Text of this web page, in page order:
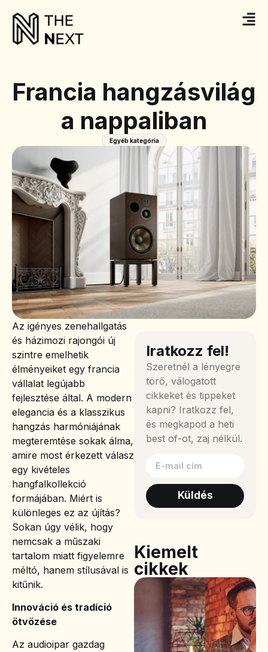
Francia hangzásvilág
a nappaliban
Egyéb kategória
Az igényes zenehallgatás
és házimozi rajongói új
szintre emelhetik
élményeiket egy francia
vállalat legújabb
fejlesztése által. A modern
elegancia és a klasszikus
hangzás harmóniájának
megteremtése sokak álma,
amire most érkezett válasz
egy kivételes
hangfalkollekció
formájában. Miért is
különleges ez az újítás?
Sokan úgy vélik, hogy
nemcsak a műszaki
tartalom miatt figyelemre
méltó, hanem stílusával is
kitűnik.
Innováció és tradíció
ötvözése
Az audioipar gazdag
Iratkozz fel!
Szeretnél a lényegre
törő, válogatott
cikkeket és tippeket
kapni? Iratkozz fel,
és megkapod a heti
best of-ot, zaj nélkül.
Küldés
Kiemelt
cikkek